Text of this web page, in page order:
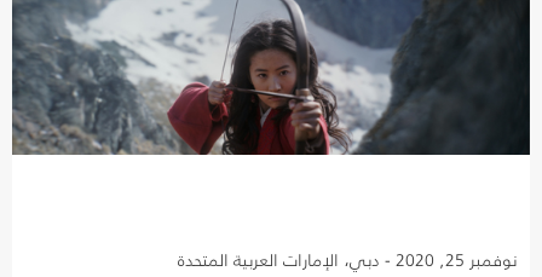
نوفمبر 25, 2020 - دبي، الإمارات العربية المتحدة